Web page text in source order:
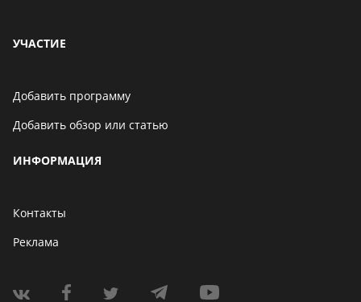
УЧАСТИЕ
Добавить программу
Добавить обзор или статью
ИНФОРМАЦИЯ
Контакты
Реклама